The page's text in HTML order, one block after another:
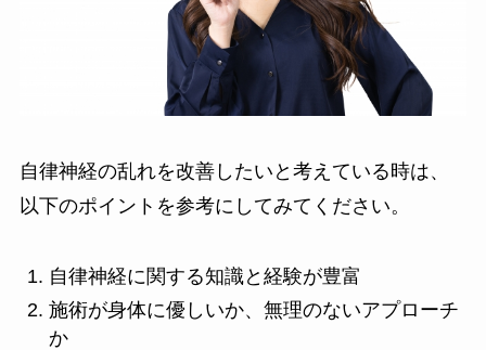
自律神経の乱れを改善したいと考えている時は、
以下のポイントを参考にしてみてください。
自律神経に関する知識と経験が豊富
施術が身体に優しいか、無理のないアプローチ
か